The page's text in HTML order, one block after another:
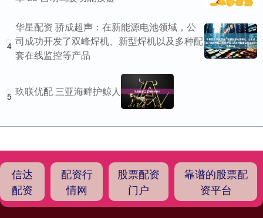
4
华星配资 骄成超声：在新能源电池领域，公
司成功开发了双峰焊机、新型焊机以及多种配
套在线监控等产品
5 玖联优配 三亚海畔护鲸人
信达
配资
配资行
情网
股票配资
门户
靠谱的股票配
资平台